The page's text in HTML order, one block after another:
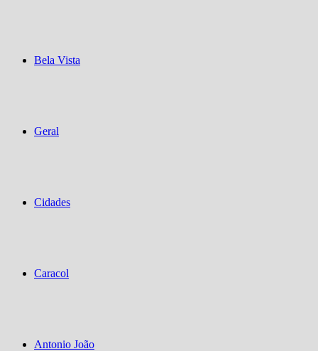
Bela Vista
Geral
Cidades
Caracol
Antonio João